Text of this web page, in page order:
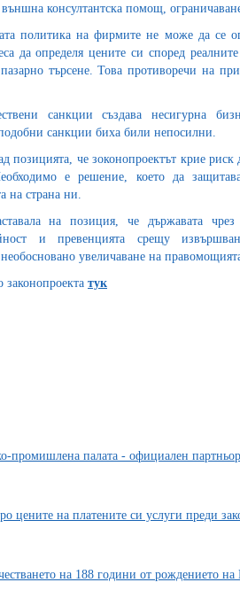
външна консултантска помощ,
политика на фирмите не може да се
да определя цените си според
търсене. Това противоречи на
санкции създава несигурна
санкции биха били непосилни.
позицията, че зоконопроектът крие
е решение, което да
на страна ни.
на позиция, че държавата
и превенцията срещу
увеличаване на
тук
промишлена палата - официален
цените на платените си услуги преди
на 188 години от рождението